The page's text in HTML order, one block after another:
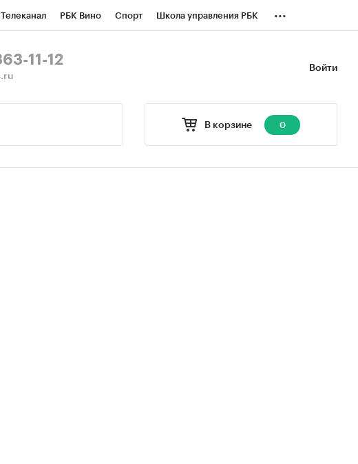
Телеканал РБК Вино Спорт Школа управления РБК ...
Войти
11-12
В корзине 0